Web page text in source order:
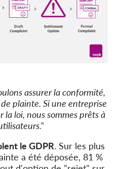
assurer la conformité,
plainte. Si une entreprise
loi, nous sommes prêts à
le GDPR. Sur les plus
a été déposée, 81 %